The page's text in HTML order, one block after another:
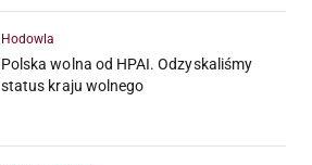
Hodowla
Polska wolna od HPAI. Odzyskaliśmy
status kraju wolnego